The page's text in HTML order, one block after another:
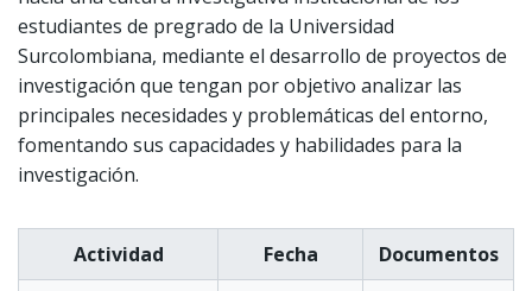
estudiantes de pregrado de la Universidad
Surcolombiana, mediante el desarrollo de proyectos de
investigación que tengan por objetivo analizar las
principales necesidades y problemáticas del entorno,
fomentando sus capacidades y habilidades para la
investigación.
Actividad Fecha Documentos